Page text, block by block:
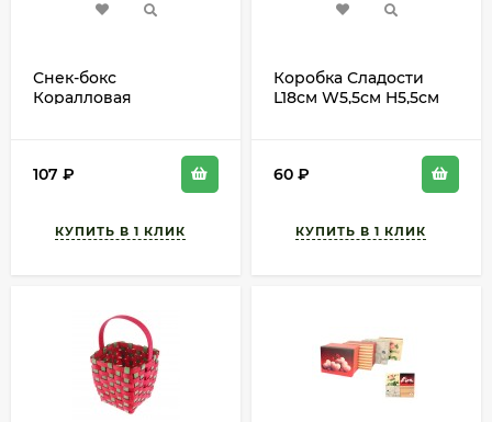
Снек-бокс
Коралловая
107 ₽
Коробка Сладости
L18см W5,5см H5,5см
60 ₽